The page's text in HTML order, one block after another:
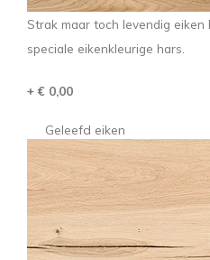
Strak maar toch levendig
speciale eikenkleurige hars.
+ € 0,00
Geleefd eiken